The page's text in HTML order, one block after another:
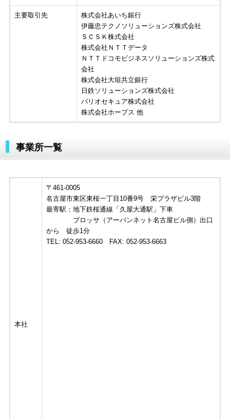
主要取引先
株式会社あいち銀行
伊藤忠テクノソリューションズ株式会社
ＳＣＳＫ株式会社
株式会社ＮＴＴデータ
ＮＴＴドコモビジネスソリューションズ株式
会社
株式会社大垣共立銀行
日鉄ソリューションズ株式会社
バリオセキュア株式会社
株式会社ホープス 他
事業所一覧
本社
〒461-0005
名古屋市東区東桜一丁目10番9号 栄プラザビル3階
最寄駅：地下鉄桜通線「久屋大通駅」下車
ブロッサ（アーバンネット名古屋ビル側）出口
から 徒歩1分
TEL: 052-953-6660 FAX: 052-953-6663